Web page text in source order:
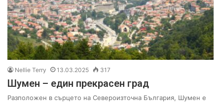
Nellie Terry 13.03.2025 317
Шумен – един прекрасен град
Разположен в сърцето на Североизточна България, Шумен е